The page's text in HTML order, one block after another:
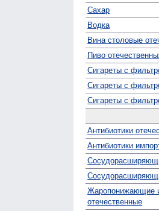
Сахар
Водка
Вина столовые
Пиво
Сигареты с
Сигареты с
Сигареты с
Антибиотики
Антибиотики
Жаро­понижающие
отечественные